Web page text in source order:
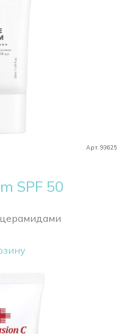
Арт. 93625
SPF 50